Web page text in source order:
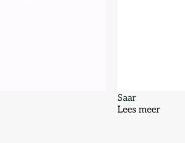
Saar
Lees meer